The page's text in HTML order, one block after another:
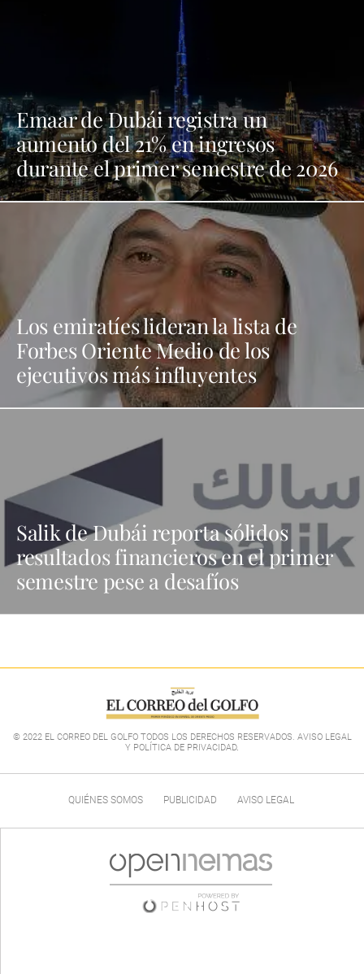
Emaar de Dubái registra un
aumento del 21% en ingresos
durante el primer semestre de 2026
Los emiratíes lideran la lista de
Forbes Oriente Medio de los
ejecutivos más influyentes
Salik de Dubái reporta sólidos
resultados financieros en el primer
semestre pese a desafíos
© 2022 EL CORREO DEL GOLFO TODOS LOS DERECHOS RESERVADOS. AVISO LEGAL
Y POLÍTICA DE PRIVACIDAD.
QUIÉNES SOMOS PUBLICIDAD AVISO LEGAL